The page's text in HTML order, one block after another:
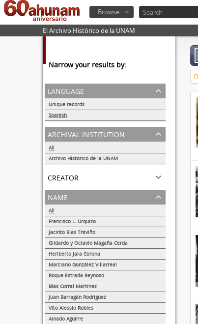
Browse
El Archivo Histórico de la UNAM
Narrow your results by:
language
Unique records
Spanish
10
archival institution
All
Archivo Histórico de la UNAM
creator
name
All
Francisco L. Urquizo
Jacinto Blas Treviño
Gildardo y Octavio Magaña Cerda
Heriberto Jara Corona
Marciano González Villarreal
Roque Estrada Reynoso
Blas Corral Martínez
Juan Barragán Rodríguez
Vito Alessio Robles
Amado Aguirre